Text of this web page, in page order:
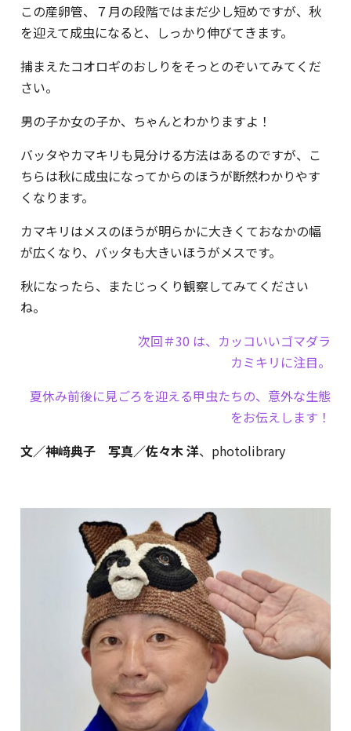
この産卵管、７月の段階ではまだ少し短めですが、秋
を迎えて成虫になると、しっかり伸びてきます。
捕まえたコオロギのおしりをそっとのぞいてみてくだ
さい。
男の子か女の子か、ちゃんとわかりますよ！
バッタやカマキリも見分ける方法はあるのですが、こ
ちらは秋に成虫になってからのほうが断然わかりやす
くなります。
カマキリはメスのほうが明らかに大きくておなかの幅
が広くなり、バッタも大きいほうがメスです。
秋になったら、またじっくり観察してみてください
ね。
次回＃30 は、カッコいいゴマダラ
カミキリに注目。
夏休み前後に見ごろを迎える甲虫たちの、意外な生態
をお伝えします！
文／神﨑典子 写真／佐々木 洋、photolibrary